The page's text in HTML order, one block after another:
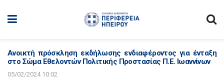
Ανοικτή πρόσκληση εκδήλωσης ενδιαφέροντος για ένταξη
στο Σώμα Εθελοντών Πολιτικής Προστασίας Π.Ε. Ιωαννίνων
05/02/2024 10:02